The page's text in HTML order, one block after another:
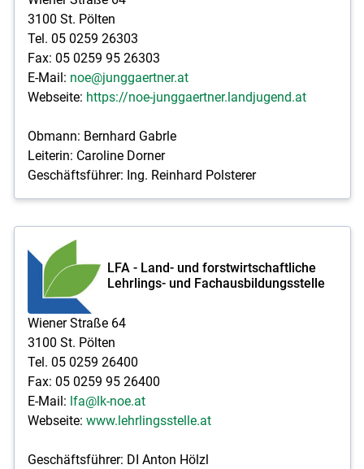
3100 St. Pölten
Tel. 05 0259 26303
Fax: 05 0259 95 26303
E-Mail: noe@junggaertner.at
Webseite: https://noe-junggaertner.landjugend.at
Obmann: Bernhard Gabrle
Leiterin: Caroline Dorner
Geschäftsführer: Ing. Reinhard Polsterer
LFA - Land- und forstwirtschaftliche
Lehrlings- und Fachausbildungsstelle
Wiener Straße 64
3100 St. Pölten
Tel. 05 0259 26400
Fax: 05 0259 95 26400
E-Mail: lfa@lk-noe.at
Webseite: www.lehrlingsstelle.at
Geschäftsführer: DI Anton Hölzl